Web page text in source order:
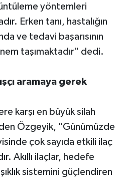
yöntemleri
Erken tanı, hastalığın
ve tedavi başarısının
taşımaktadır" dedi.
aramaya gerek
karşı en büyük silah
Özgeyik, "Günümüzde
çok sayıda etkili ilaç
Akıllı ilaçlar, hedefe
sistemini güçlendiren